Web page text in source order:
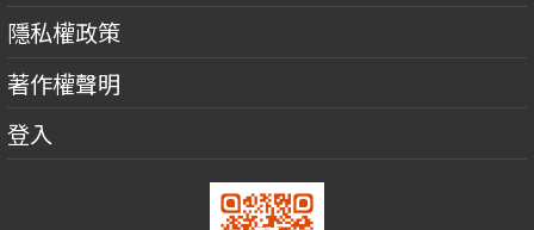
隱私權政策
著作權聲明
登入